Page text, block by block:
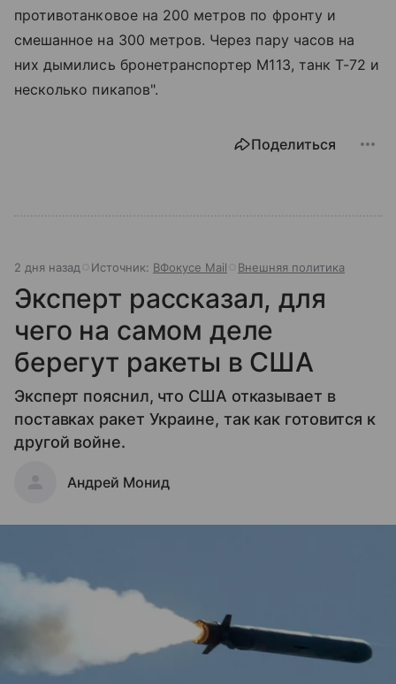
противотанковое на 200 метров по фронту и
смешанное на 300 метров. Через пару часов на
них дымились бронетранспортер М113, танк Т-72 и
несколько пикапов".
Поделиться
2 дня назад Источник: ВФокусе Mail Внешняя политика
Эксперт рассказал, для
чего на самом деле
берегут ракеты в США
Эксперт пояснил, что США отказывает в
поставках ракет Украине, так как готовится к
другой войне.
Андрей Монид